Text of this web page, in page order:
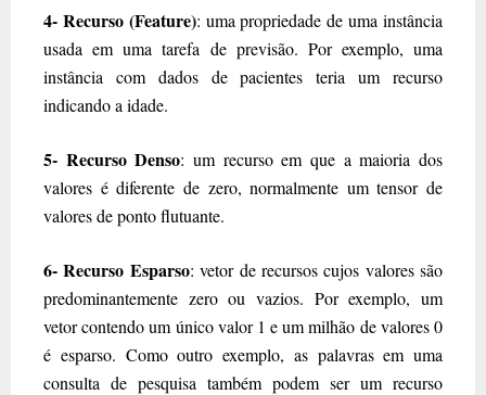
4- Recurso (Feature): uma propriedade de uma instância
usada em uma tarefa de previsão. Por exemplo, uma
instância com dados de pacientes teria um recurso
indicando a idade.
5- Recurso Denso: um recurso em que a maioria dos
valores é diferente de zero, normalmente um tensor de
valores de ponto flutuante.
6- Recurso Esparso: vetor de recursos cujos valores são
predominantemente zero ou vazios. Por exemplo, um
vetor contendo um único valor 1 e um milhão de valores 0
é esparso. Como outro exemplo, as palavras em uma
consulta de pesquisa também podem ser um recurso